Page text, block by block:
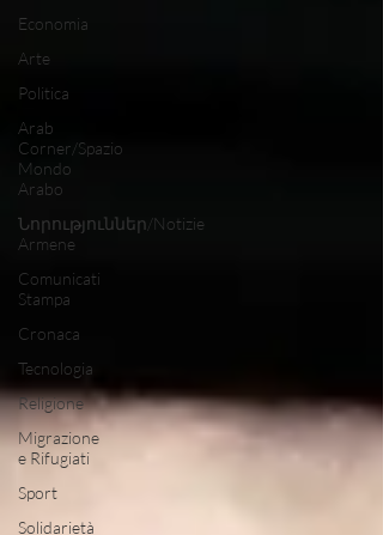
Economia
Arte
Politica
Arab
Corner/Spazio
Mondo
Arabo
Նորություններ/Notizie
Armene
Comunicati
Stampa
Cronaca
Tecnologia
Religione
Migrazione
e Rifugiati
Sport
Solidarietà